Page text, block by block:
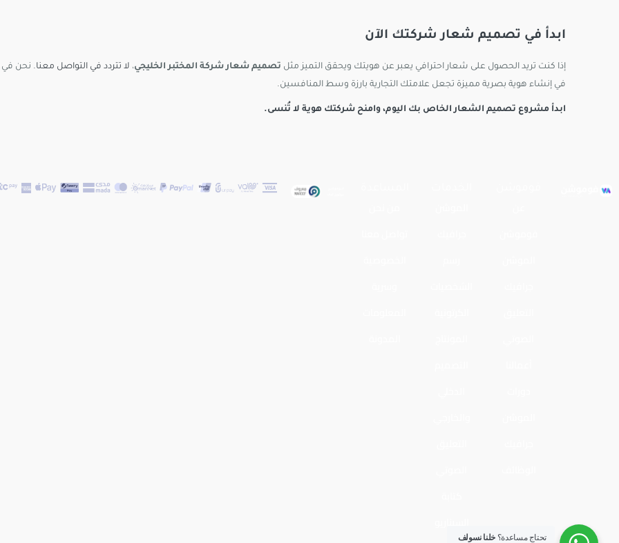
ابدأ في تصميم شعار شركتك الآن
إذا كنت تريد الحصول على شعار احترافي يعبر عن هويتك ويحقق التميز مثل تصميم شعار شركة المختبر الخليجي، لا تتردد في التواصل معنا. نحن
في إنشاء هوية بصرية مميزة تجعل علامتك التجارية بارزة وسط المنافسين.
ابدأ مشروع تصميم الشعار الخاص بك اليوم، وامنح شركتك هوية لا تُنسى.
تحتاج مساعدة؟ خلنا نسولف